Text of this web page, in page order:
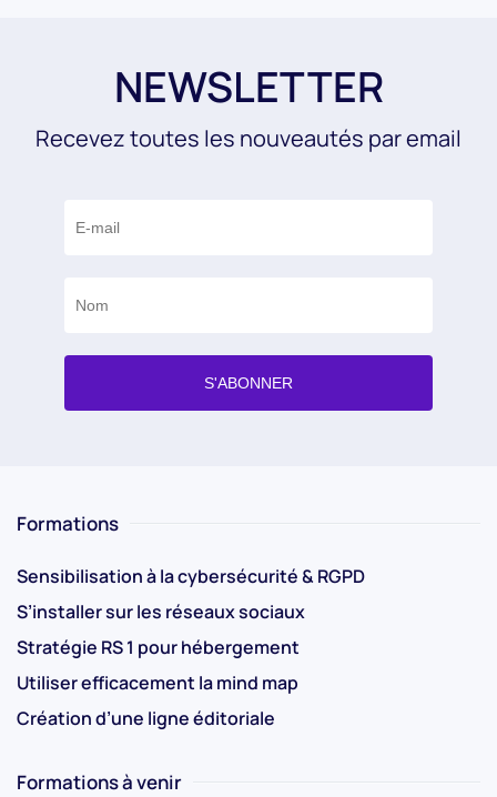
NEWSLETTER
Recevez toutes les nouveautés par email
Formations
Sensibilisation à la cybersécurité & RGPD
S’installer sur les réseaux sociaux
Stratégie RS 1 pour hébergement
Utiliser efficacement la mind map
Création d’une ligne éditoriale
Formations à venir